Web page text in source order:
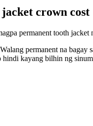
crown cost
permanent tooth jacket
permanent na bagay
hindi kayang bilhin ng